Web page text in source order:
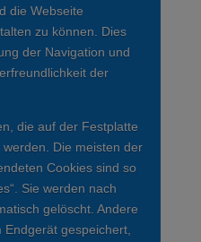
die Webseite
zu können. Dies
der Navigation und
der
die auf der Festplatte
Die meisten der
Cookies sind so
Sie werden nach
gelöscht. Andere
gespeichert,